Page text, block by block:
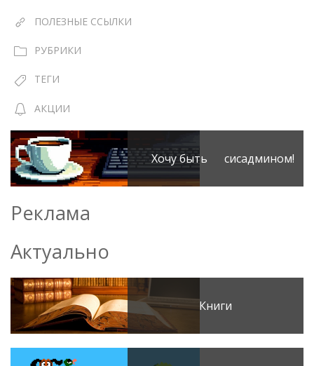
ПОЛЕЗНЫЕ ССЫЛКИ
РУБРИКИ
ТЕГИ
АКЦИИ
Хочу быть сисадмином!
Реклама
Актуально
Книги